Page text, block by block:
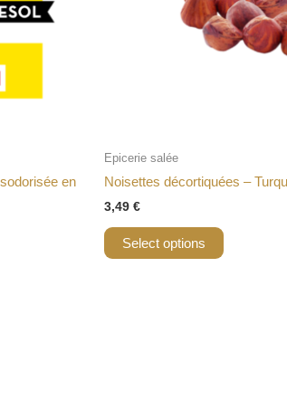
en
Epicerie salée
Noisettes décortiquées –
3,49 €
Select options